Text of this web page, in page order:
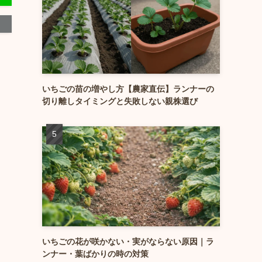
いちごの苗の増やし方【農家直伝】ランナーの
切り離しタイミングと失敗しない親株選び
いちごの花が咲かない・実がならない原因｜ラ
ンナー・葉ばかりの時の対策